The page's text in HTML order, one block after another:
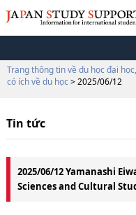
Trang thông tin về du học đại
có ích về du học > 2025/06/12
Tin tức
2025/06/12 Yamanashi
Sciences and Cultural